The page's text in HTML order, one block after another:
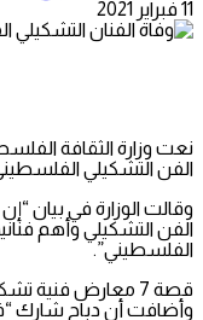
11 فبراير 2021
نعت وزارة الثقافة
الفن التشكيلي الفلسطيني
وقالت الوزارة في بيان
الفن التشكيلي وأهم
الفلسطيني”.
قصة 7 معارض فنية تشكيلية في الأقصر المصرية
وأضافت أن دباح شارك